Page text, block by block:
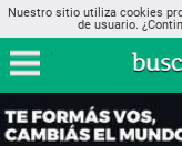
Nuestro sitio utiliza cookies
de usuario.